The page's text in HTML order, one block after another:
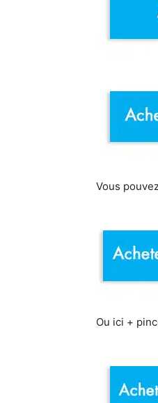
Vous
Ou ici +